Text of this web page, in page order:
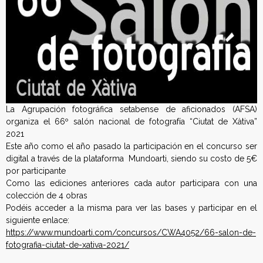
i
ó
n
E
s
p
a
La Agrupación fotográfica setabense de aficionados (AFSA)
organiza el 66º salón nacional de fotografía “Ciutat de Xàtiva”
2021
Este año como el año pasado la participación en el concurso ser
digital a través de la plataforma Mundoarti, siendo su costo de 5€
por participante
Como las ediciones anteriores cada autor participara con una
colección de 4 obras
Podéis acceder a la misma para ver las bases y participar en el
siguiente enlace:
https://www.mundoarti.com/concursos/CWA4052/66-salon-de-
fotografia-ciutat-de-xativa-2021/